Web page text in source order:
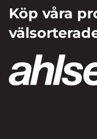
Köp våra